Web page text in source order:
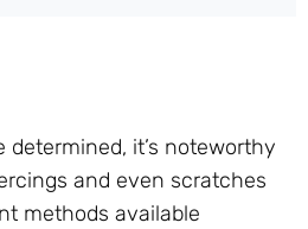
it’s noteworthy
and even scratches
methods available